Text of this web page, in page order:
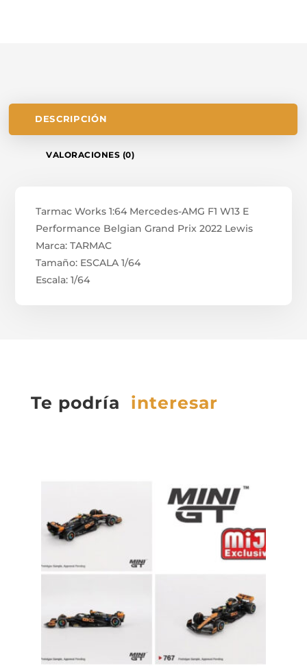
DESCRIPCIÓN
VALORACIONES (0)
Tarmac Works 1:64 Mercedes-AMG F1 W13 E
Performance Belgian Grand Prix 2022 Lewis
Marca: TARMAC
Tamaño: ESCALA 1/64
Escala: 1/64
Te podría interesar